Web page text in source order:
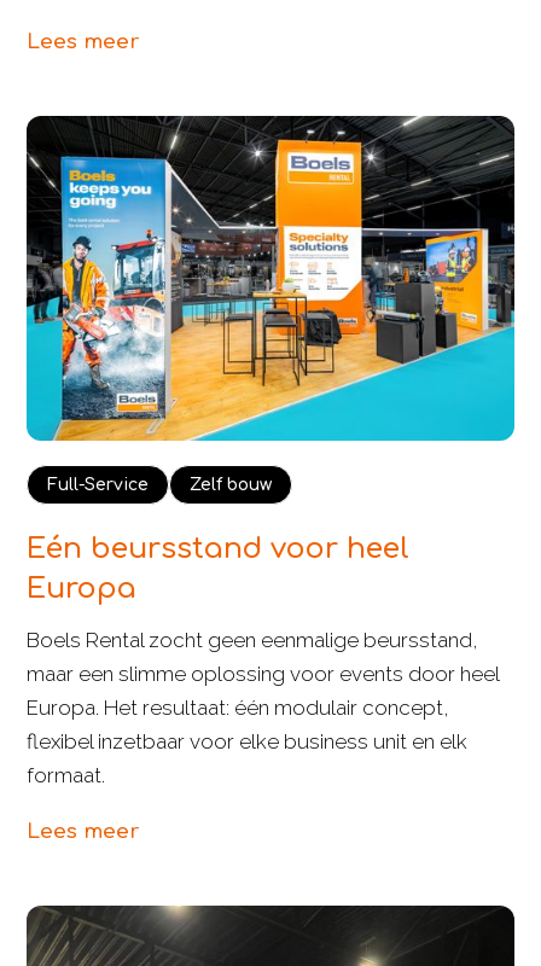
Lees meer
Full-Service Zelf bouw
Eén beursstand voor heel
Europa
Boels Rental zocht geen eenmalige beursstand,
maar een slimme oplossing voor events door heel
Europa. Het resultaat: één modulair concept,
flexibel inzetbaar voor elke business unit en elk
formaat.
Lees meer